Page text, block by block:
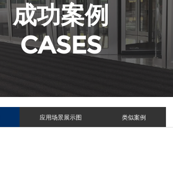
成功案例
CASES
应用场景展示图 类似案例